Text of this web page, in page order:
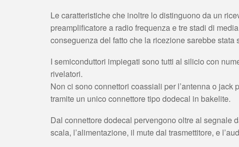
Le caratteristiche che inoltre lo distinguono da un
preamplificatore a radio frequenza e tre stadi di
conseguenza del fatto che la ricezione sarebbe stata
I semiconduttori impiegati sono tutti al silicio con
rivelatori.
Non ci sono connettori coassiali per l’antenna o jack
tramite un unico connettore tipo dodecal in bakelite.
Dal connettore dodecal pervengono oltre al segnale
scala, l’alimentazione, il mute dal trasmettitore, e